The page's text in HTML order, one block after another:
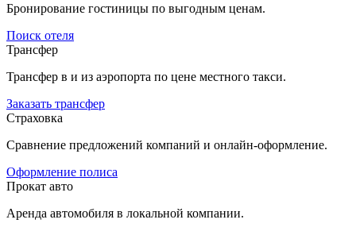
Бронирование гостиницы по выгодным ценам.
Поиск отеля
Трансфер
Трансфер в и из аэропорта по цене местного такси.
Заказать трансфер
Страховка
Сравнение предложений компаний и онлайн-оформление.
Оформление полиса
Прокат авто
Аренда автомобиля в локальной компании.